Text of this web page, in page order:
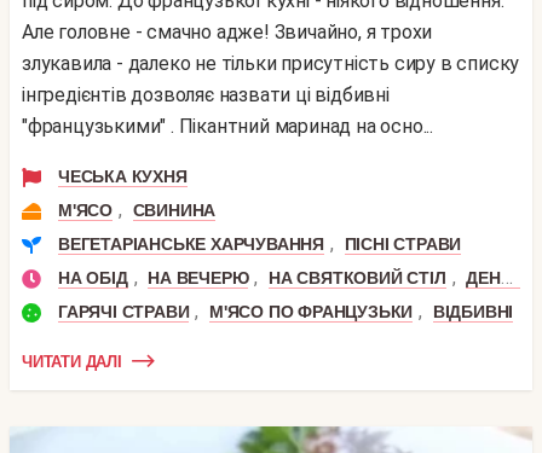
Але головне - смачно адже! Звичайно, я трохи
злукавила - далеко не тільки присутність сиру в списку
інгредієнтів дозволяє назвати ці відбивні
"французькими" . Пікантний маринад на осно...
ЧЕСЬКА КУХНЯ
М'ЯСО ,
СВИНИНА
ВЕГЕТАРІАНСЬКЕ ХАРЧУВАННЯ ,
ПІСНІ СТРАВИ
НА ОБІД , НА ВЕЧЕРЮ , НА СВЯТКОВИЙ СТІЛ , ДЕНЬ НАРОДЖЕННЯ
ГАРЯЧІ СТРАВИ , М'ЯСО ПО ФРАНЦУЗЬКИ , ВІДБИВНІ
ЧИТАТИ ДАЛІ